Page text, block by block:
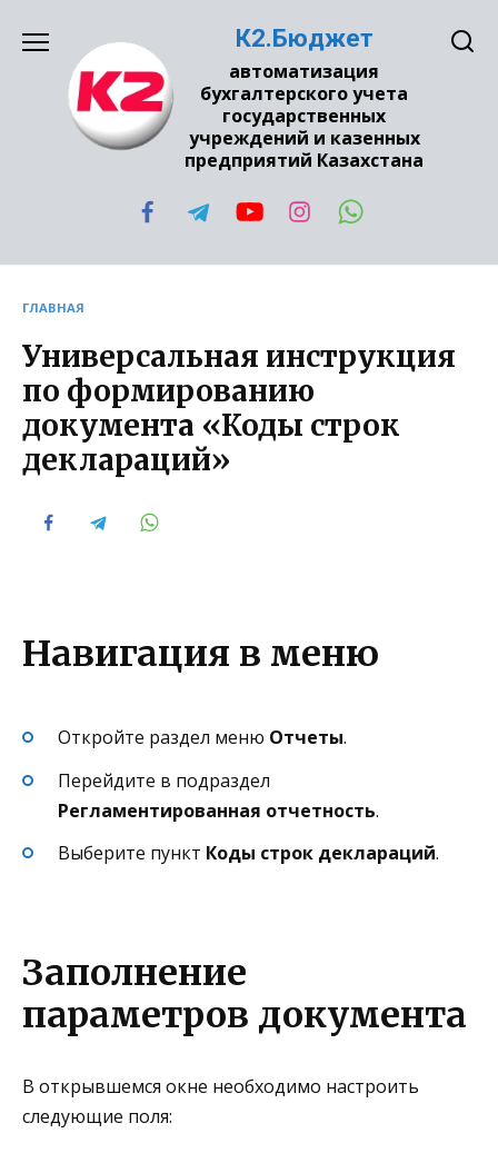
содержанию
К2.Бюджет
автоматизация
бухгалтерского учета
государственных
учреждений и казенных
предприятий Казахстана
ГЛАВНАЯ
Универсальная инструкция
по формированию
документа «Коды строк
деклараций»
Навигация в меню
Откройте раздел меню Отчеты.
Перейдите в подраздел
Регламентированная отчетность.
Выберите пункт Коды строк деклараций.
Заполнение
параметров документа
В открывшемся окне необходимо настроить
следующие поля: